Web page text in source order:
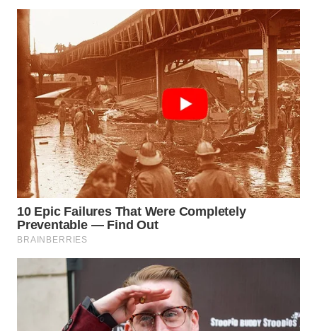
CIANJUR
WN
KEPULAUAN
SERIBU
WN
TANGERANG
WN
BINJAI
CIREBON
INDRAMAYU